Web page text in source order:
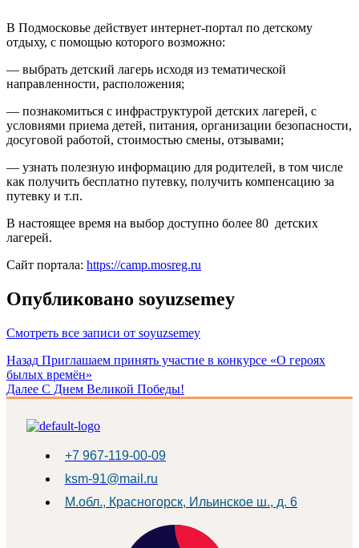
В Подмосковье действует интернет‑портал по детскому
отдыху, с помощью которого возможно:
— выбрать детский лагерь исходя из тематической
направленности, расположения;
— познакомиться с инфраструктурой детских лагерей, с
условиями приема детей, питания, организации безопасности,
досуговой работой, стоимостью смены, отзывами;
— узнать полезную информацию для родителей, в том числе
как получить бесплатно путевку, получить компенсацию за
путевку и т.п.
В настоящее время на выбор доступно более 80 детских
лагерей.
Сайт портала: https://camp.mosreg.ru
Опубликовано soyuzsemey
Смотреть все записи от soyuzsemey
Навигация
по
записям
Назад Приглашаем принять участие в конкурсе «О героях
былых времён»
Далее С Днем Великой Победы!
+7 967-119-00-09
ksm-91@mail.ru
М.обл., Красногорск, Ильинское ш., д. 6